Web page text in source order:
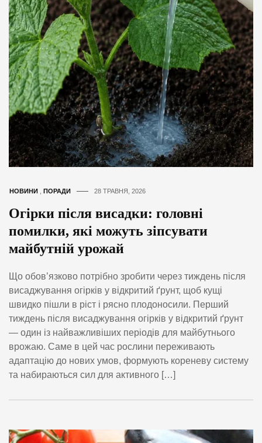
НОВИНИ ПОРАДИ 28 ТРАВНЯ, 2026
Огірки після висадки: головні
помилки, які можуть зіпсувати
майбутній урожай
Що обов’язково потрібно зробити через тиждень після
висаджування огірків у відкритий ґрунт, щоб кущі
швидко пішли в ріст і рясно плодоносили. Перший
тиждень після висаджування огірків у відкритий ґрунт
— один із найважливіших періодів для майбутнього
врожаю. Саме в цей час рослини переживають
адаптацію до нових умов, формують кореневу систему
та набираються сил для активного […]